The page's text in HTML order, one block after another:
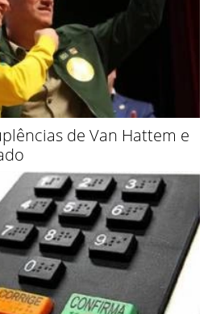
de Van Hattem e